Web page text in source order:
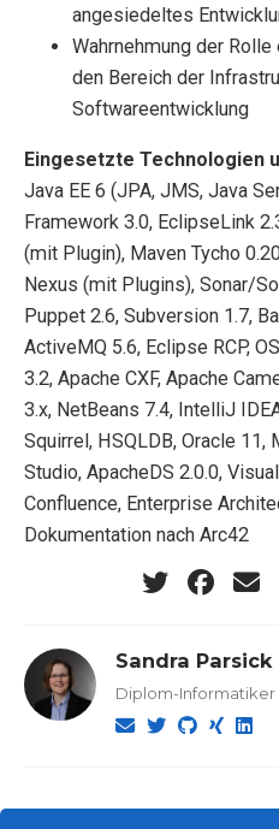
angesiedeltes
Wahrnehmung der
den Bereich der
Softwareentwicklung
Eingesetzte Technologien
Java EE 6 (JPA, JMS, Java
Framework 3.0, EclipseLink
(mit Plugin), Maven Tycho
Nexus (mit Plugins), Sonar/
Puppet 2.6, Subversion 1.7,
ActiveMQ 5.6, Eclipse RCP,
3.2, Apache CXF, Apache
3.x, NetBeans 7.4, IntelliJ
Squirrel, HSQLDB, Oracle 11,
Studio, ApacheDS 2.0.0,
Confluence, Enterprise
Dokumentation nach Arc42
Sandra Parsick
Diplom-Informatiker